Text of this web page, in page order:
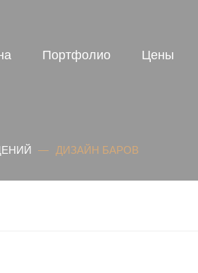
Портфолио Цены
― ДИЗАЙН БАРОВ